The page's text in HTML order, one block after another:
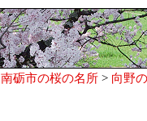
南砺市の桜の名所 > 向野